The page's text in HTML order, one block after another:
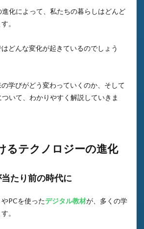
化によって、私たちの暮らしはどんど
。
どんな変化が起きているのでしょう
学びがどう変わっていくのか、そして
いて、わかりやすく解説していきま
るテクノロジーの進化
たり前の時代に
PCを使ったデジタル教材が、多くの学
。